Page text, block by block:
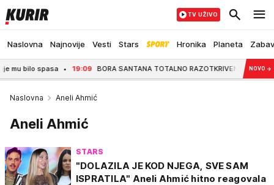
Naslovna Najnovije Vesti Stars Hronika Planeta
TV UŽIVO
19:09 BORA SANTANA TOTALNO RAZOTKRIVEN! Otkriveno kome
NOVO →
Naslovna Aneli Ahmić
Aneli Ahmić
STARS
"DOLAZILA JE KOD NJEGA, SVE SAM
ISPRATILA" Aneli Ahmić hitno reagovala